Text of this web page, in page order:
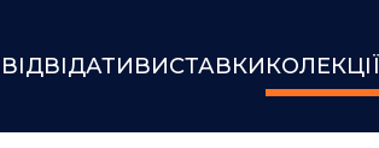
ВІДВІДАТИВИСТАВКИКОЛЕКЦІЇ